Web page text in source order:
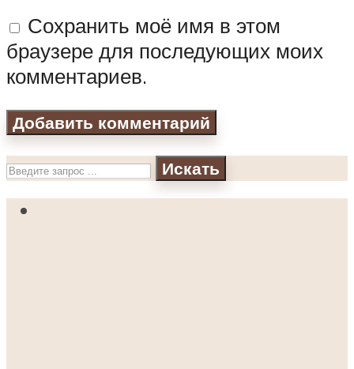
Сохранить моё имя в этом
браузере для последующих моих
комментариев.
Искать